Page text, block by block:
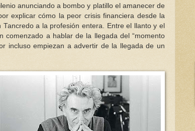
anunciando a bombo y platillo el amanecer de
explicar cómo la peor crisis financiera desde la
a la profesión entera. Entre el llanto y el
comenzado a hablar de la llegada del “momento
incluso empiezan a advertir de la llegada de un